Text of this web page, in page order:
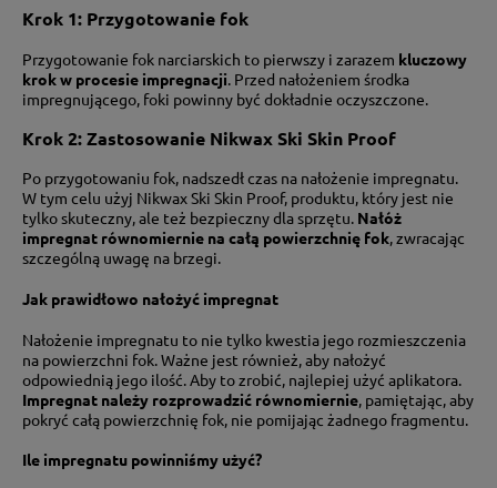
Krok 1: Przygotowanie fok
Przygotowanie fok narciarskich to pierwszy i zarazem kluczowy
krok w procesie impregnacji. Przed nałożeniem środka
impregnującego, foki powinny być dokładnie oczyszczone.
Krok 2: Zastosowanie Nikwax Ski Skin Proof
Po przygotowaniu fok, nadszedł czas na nałożenie impregnatu.
W tym celu użyj Nikwax Ski Skin Proof, produktu, który jest nie
tylko skuteczny, ale też bezpieczny dla sprzętu. Nałóż
impregnat równomiernie na całą powierzchnię fok, zwracając
szczególną uwagę na brzegi.
Jak prawidłowo nałożyć impregnat
Nałożenie impregnatu to nie tylko kwestia jego rozmieszczenia
na powierzchni fok. Ważne jest również, aby nałożyć
odpowiednią jego ilość. Aby to zrobić, najlepiej użyć aplikatora.
Impregnat należy rozprowadzić równomiernie , pamiętając, aby
pokryć całą powierzchnię fok, nie pomijając żadnego fragmentu.
Ile impregnatu powinniśmy użyć?